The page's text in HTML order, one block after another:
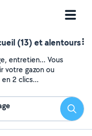
(13) et alentours
entretien... Vous
votre gazon ou
2 clics...